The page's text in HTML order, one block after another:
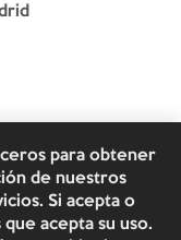
para obtener
de nuestros
Si acepta o
acepta su uso.